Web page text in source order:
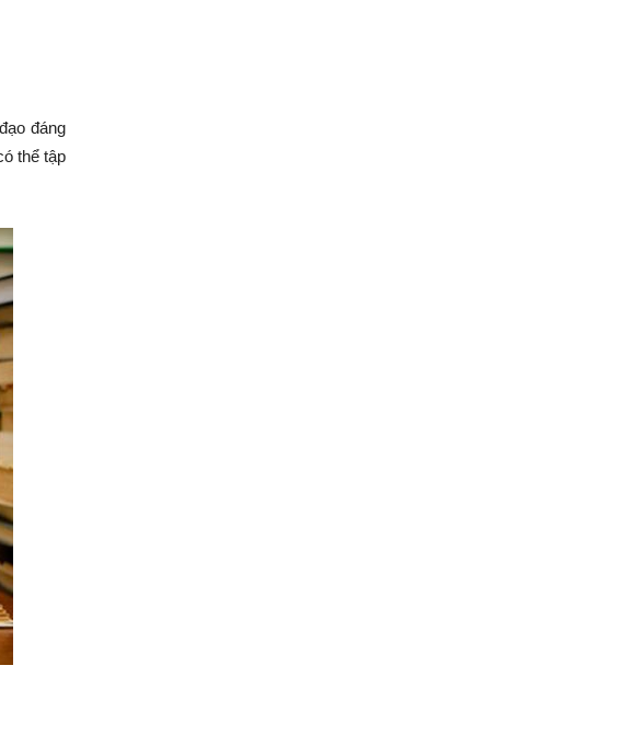
đáng
thể tập